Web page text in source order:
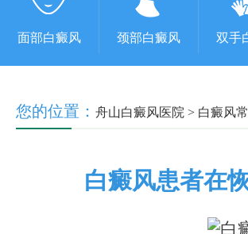
面部白癜风 颈部白癜风 双手
您的位置： 舟山白癜风医院 > 白癜风
白癜风患者在